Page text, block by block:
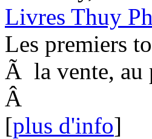
Livres Thuy
Les premiers
Ã la vente, au
Â
[plus d'info]